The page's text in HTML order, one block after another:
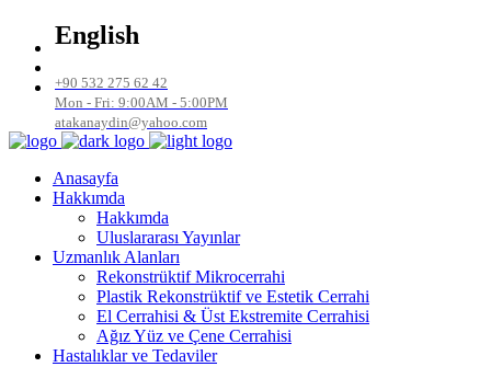
English
+90 532 275 62 42
Mon - Fri: 9:00AM - 5:00PM
atakanaydin@yahoo.com
Anasayfa
Hakkımda
Hakkımda
Uluslararası Yayınlar
Uzmanlık Alanları
Rekonstrüktif Mikrocerrahi
Plastik Rekonstrüktif ve Estetik Cerrahi
El Cerrahisi & Üst Ekstremite Cerrahisi
Ağız Yüz ve Çene Cerrahisi
Hastalıklar ve Tedaviler